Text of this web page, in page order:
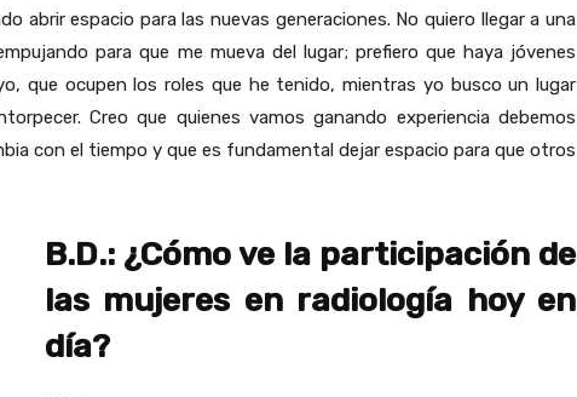
abrir espacio para las nuevas generaciones. No quiero llegar a una
para que me mueva del lugar; prefiero que haya jóvenes
que ocupen los roles que he tenido, mientras yo busco un lugar
Creo que quienes vamos ganando experiencia debemos
con el tiempo y que es fundamental dejar espacio para que otros
B.D.: ¿Cómo ve la participación de
las mujeres en radiología hoy en
día?